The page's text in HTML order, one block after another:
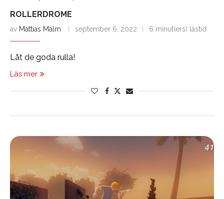
ROLLERDROME
av Mattias Malm september 6, 2022 6 minut(ers) lästid
Låt de goda rulla!
Läs mer